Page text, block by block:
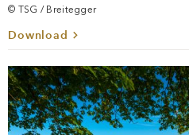
Foto-ID: #154167
Salzburg Stadtpanorama
© TSG / Breitegger
Download